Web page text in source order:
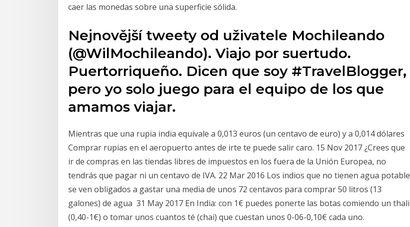
caer las monedas sobre una superficie sólida.
Nejnovější tweety od uživatele Mochileando
(@WilMochileando). Viajo por suertudo.
Puertorriqueño. Dicen que soy #TravelBlogger,
pero yo solo juego para el equipo de los que
amamos viajar.
Mientras que una rupia india equivale a 0,013 euros (un centavo de euro) y a 0,014 dólares
Comprar rupias en el aeropuerto antes de irte te puede salir caro. 15 Nov 2017 ¿Crees que
ir de compras en las tiendas libres de impuestos en los fuera de la Unión Europea, no
tendrás que pagar ni un centavo de IVA. 22 Mar 2016 Los indios que no tienen agua potable
se ven obligados a gastar una media de unos 72 centavos para comprar 50 litros (13
galones) de agua 31 May 2017 En India: con 1€ puedes ponerte las botas comiendo un thali
(0,40-1€) o tomar unos cuantos té (chai) que cuestan unos 0-06-0,10€ cada uno.